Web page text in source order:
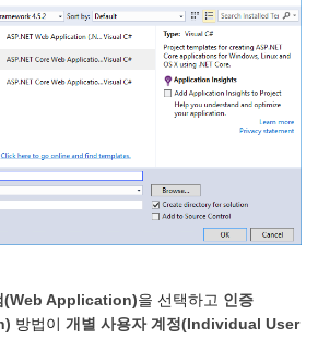
(Web Application)을 선택하고 인증
방법이 개별 사용자 계정(Individual User